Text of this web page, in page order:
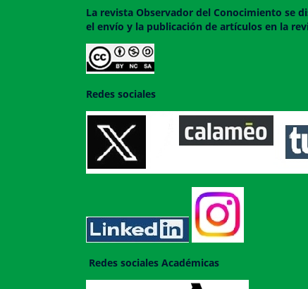
La revista Observador del Conocimiento se
el envío y la publicación de artículos en la
Redes sociales
Redes sociales Académicas